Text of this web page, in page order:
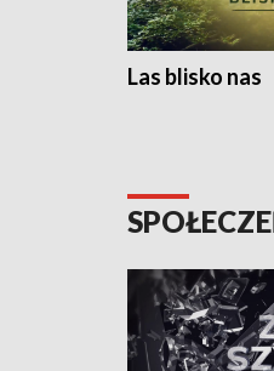
Las blisko nas